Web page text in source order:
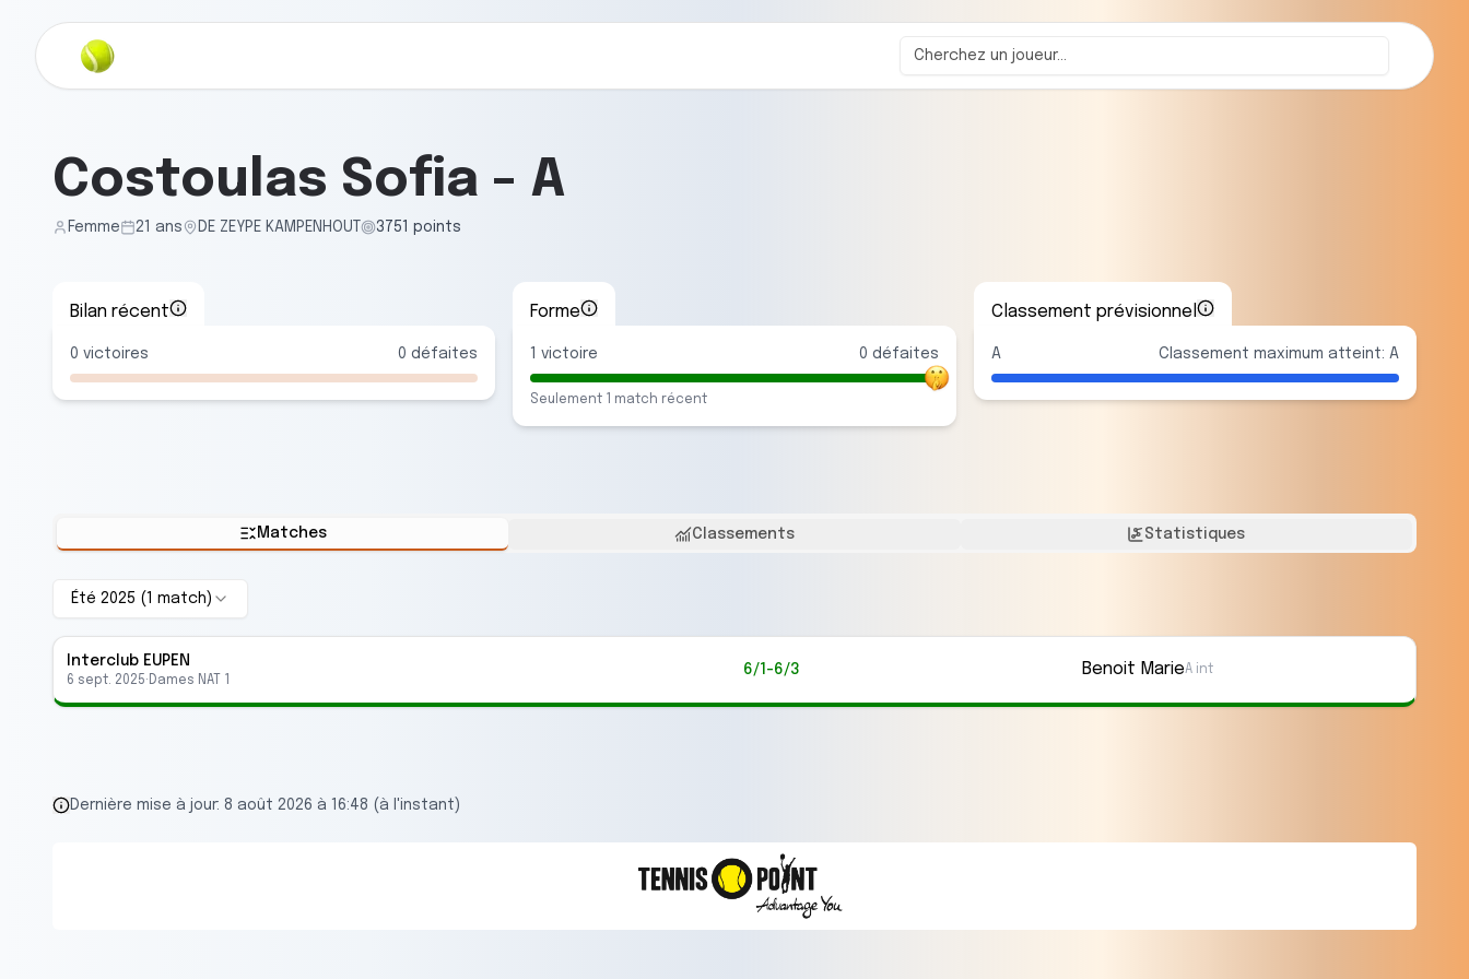
Costoulas Sofia - A
Femme 21 ans DE ZEYPE KAMPENHOUT 3751 points
Bilan récent
0 victoires 0 défaites
Forme
victoire 0 défaites
Seulement match récent
Classement prévisionnel
A Classement maximum atteint: A
Matches Classements Statistiques
Été 2025 ( match )
Interclub EUPEN
6 sept. 2025· Dames NAT 1
6/1-6/3 Benoit MarieA int
Dernière mise à jour: 8 août 2026 à 16:48 (à l'instant)